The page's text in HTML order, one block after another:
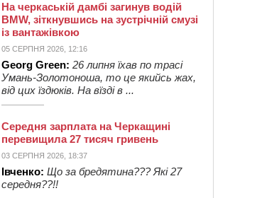
На черкаській дамбі загинув водій
BMW, зіткнувшись на зустрічній смузі
із вантажівкою
05 СЕРПНЯ 2026, 12:16
Georg Green: 26 липня їхав по трасі
Умань-Золотоноша, то це якийсь жах,
від цих їздюків. На вїзді в ...
Середня зарплата на Черкащині
перевищила 27 тисяч гривень
03 СЕРПНЯ 2026, 18:37
Івченко: Що за бредятина??? Які 27
середня??!!